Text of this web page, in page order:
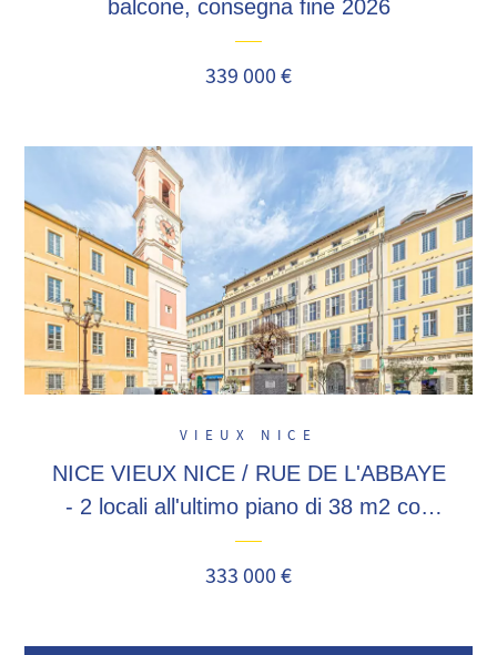
balcone, consegna fine 2026
339 000 €
VIEUX NICE
NICE VIEUX NICE / RUE DE L'ABBAYE
- 2 locali all'ultimo piano di 38 m2 con
soppalco, a due passi dalla città
vecchia, Masséna, Garibaldi! affitto s...
333 000 €